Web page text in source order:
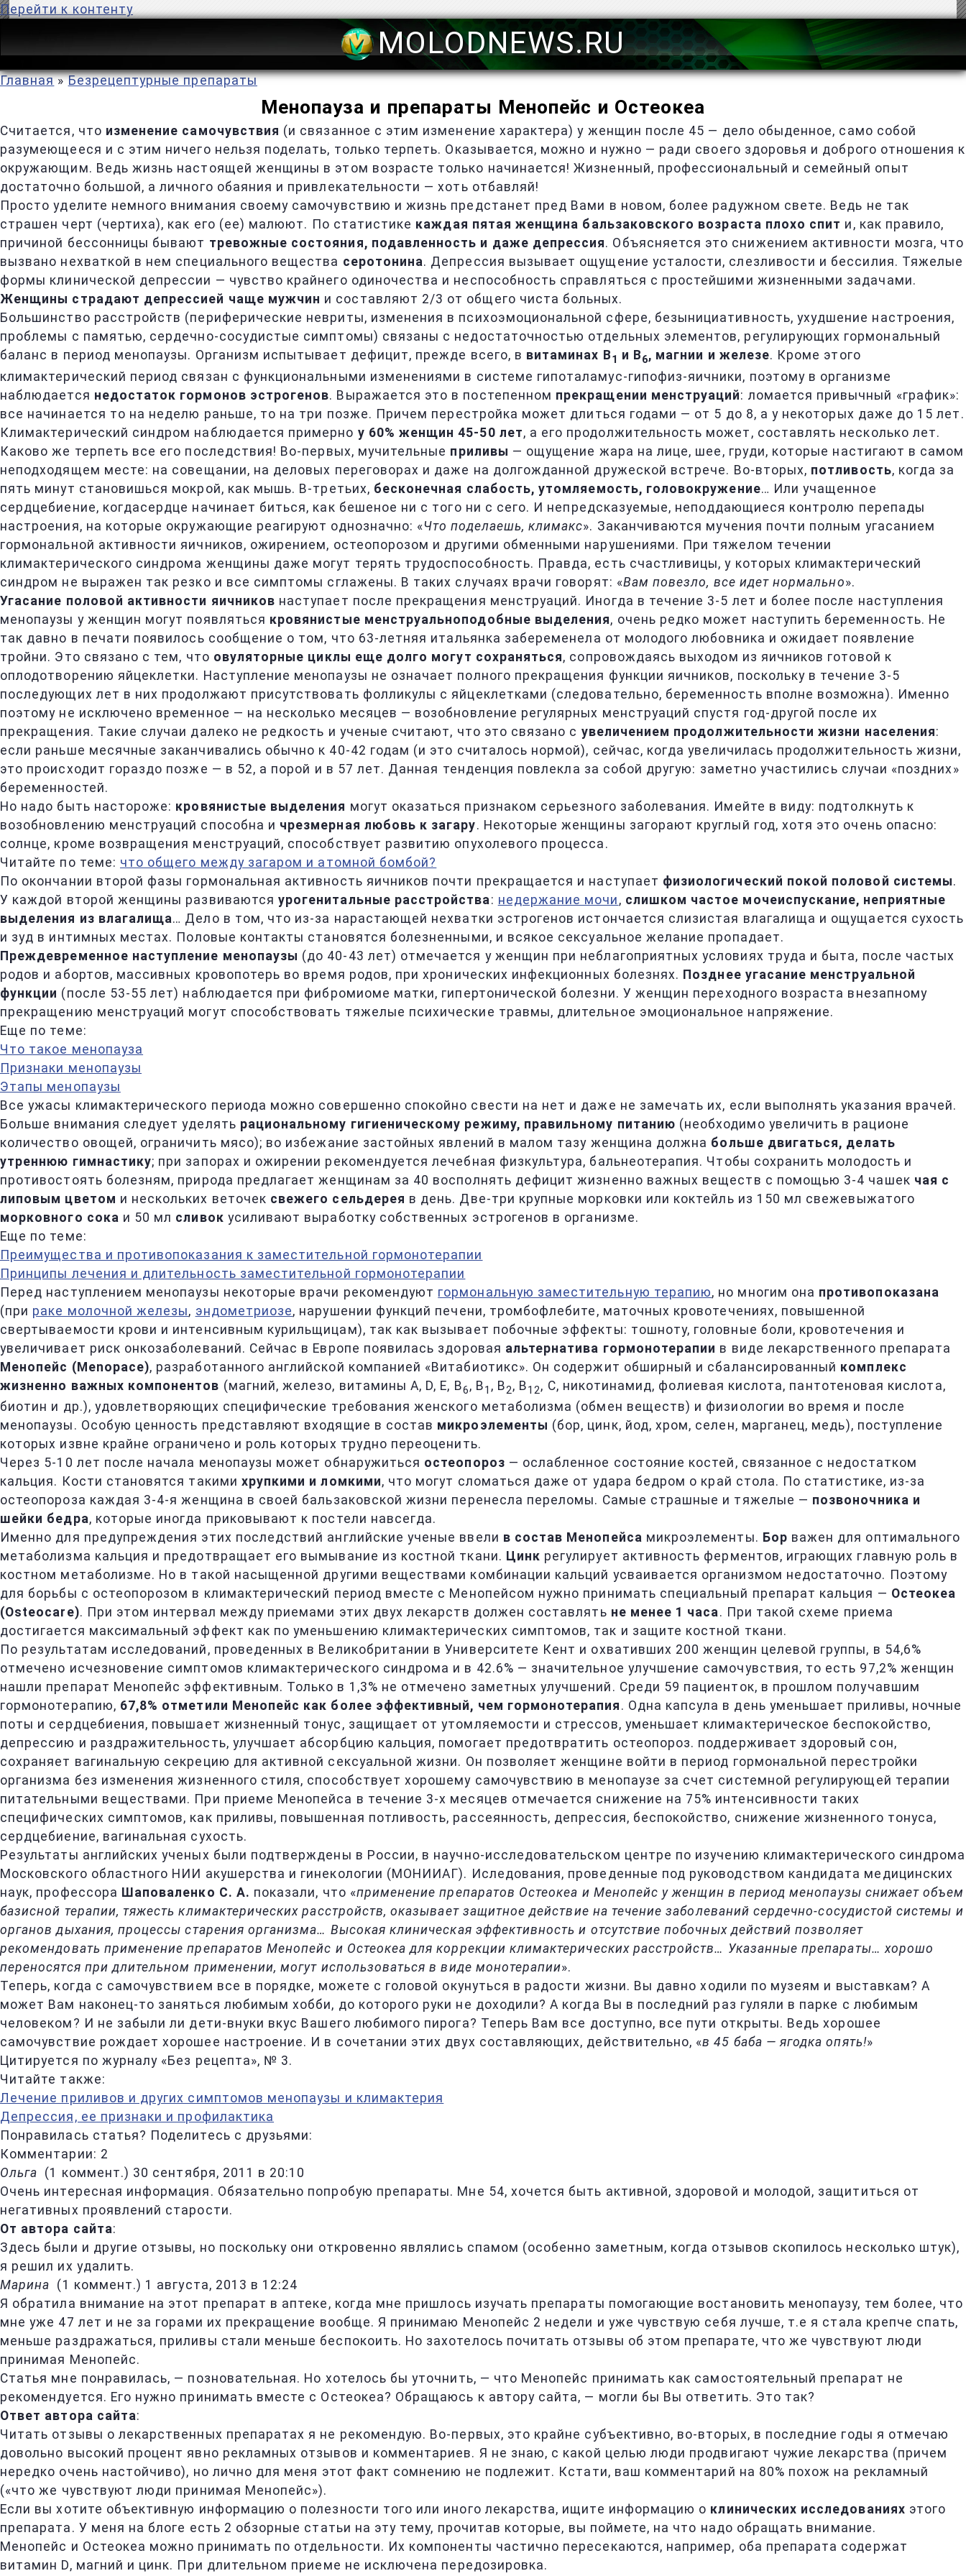
Перейти к контенту
MOLODNEWS.RU
Главная » Безрецептурные препараты
Менопауза и препараты Менопейс и Остеокеа
Считается, что изменение самочувствия (и связанное с этим изменение характера) у женщин после 45 — дело обыденное, само собой
разумеющееся и с этим ничего нельзя поделать, только терпеть. Оказывается, можно и нужно — ради своего здоровья и доброго отношения к
окружающим. Ведь жизнь настоящей женщины в этом возрасте только начинается! Жизненный, профессиональный и семейный опыт
достаточно большой, а личного обаяния и привлекательности — хоть отбавляй!
Просто уделите немного внимания своему самочувствию и жизнь предстанет пред Вами в новом, более радужном свете. Ведь не так
страшен черт (чертиха), как его (ее) малюют. По статистике каждая пятая женщина бальзаковского возраста плохо спит и, как правило,
причиной бессонницы бывают тревожные состояния, подавленность и даже депрессия. Объясняется это снижением активности мозга, что
вызвано нехваткой в нем специального вещества серотонина. Депрессия вызывает ощущение усталости, слезливости и бессилия. Тяжелые
формы клинической депрессии — чувство крайнего одиночества и неспособность справляться с простейшими жизненными задачами.
Женщины страдают депрессией чаще мужчин и составляют 2/3 от общего чиста больных.
Большинство расстройств (периферические невриты, изменения в психоэмоциональной сфере, безынициативность, ухудшение настроения,
проблемы с памятью, сердечно-сосудистые симптомы) связаны с недостаточностью отдельных элементов, регулирующих гормональный
баланс в период менопаузы. Организм испытывает дефицит, прежде всего, в витаминах В1 и В6, магнии и железе. Кроме этого
климактерический период связан с функциональными изменениями в системе гипоталамус-гипофиз-яичники, поэтому в организме
наблюдается недостаток гормонов эстрогенов. Выражается это в постепенном прекращении менструаций: ломается привычный «график»:
все начинается то на неделю раньше, то на три позже. Причем перестройка может длиться годами — от 5 до 8, а у некоторых даже до 15 лет.
Климактерический синдром наблюдается примерно у 60% женщин 45-50 лет, а его продолжительность может, составлять несколько лет.
Каково же терпеть все его последствия! Во-первых, мучительные приливы — ощущение жара на лице, шее, груди, которые настигают в самом
неподходящем месте: на совещании, на деловых переговорах и даже на долгожданной дружеской встрече. Во-вторых, потливость, когда за
пять минут становишься мокрой, как мышь. В-третьих, бесконечная слабость, утомляемость, головокружение… Или учащенное
сердцебиение, когдасердце начинает биться, как бешеное ни с того ни с сего. И непредсказуемые, неподдающиеся контролю перепады
настроения, на которые окружающие реагируют однозначно: «Что поделаешь, климакс». Заканчиваются мучения почти полным угасанием
гормональной активности яичников, ожирением, остеопорозом и другими обменными нарушениями. При тяжелом течении
климактерического синдрома женщины даже могут терять трудоспособность. Правда, есть счастливицы, у которых климактерический
синдром не выражен так резко и все симптомы сглажены. В таких случаях врачи говорят: «Вам повезло, все идет нормально».
Угасание половой активности яичников наступает после прекращения менструаций. Иногда в течение 3-5 лет и более после наступления
менопаузы у женщин могут появляться кровянистые менструальноподобные выделения, очень редко может наступить беременность. Не
так давно в печати появилось сообщение о том, что 63-летняя итальянка забеременела от молодого любовника и ожидает появление
тройни. Это связано с тем, что овуляторные циклы еще долго могут сохраняться, сопровождаясь выходом из яичников готовой к
оплодотворению яйцеклетки. Наступление менопаузы не означает полного прекращения функции яичников, поскольку в течение 3-5
последующих лет в них продолжают присутствовать фолликулы с яйцеклетками (следовательно, беременность вполне возможна). Именно
поэтому не исключено временное — на несколько месяцев — возобновление регулярных менструаций спустя год-другой после их
прекращения. Такие случаи далеко не редкость и ученые считают, что это связано с увеличением продолжительности жизни населения:
если раньше месячные заканчивались обычно к 40-42 годам (и это считалось нормой), сейчас, когда увеличилась продолжительность жизни,
это происходит гораздо позже — в 52, а порой и в 57 лет. Данная тенденция повлекла за собой другую: заметно участились случаи «поздних»
беременностей.
Но надо быть настороже: кровянистые выделения могут оказаться признаком серьезного заболевания. Имейте в виду: подтолкнуть к
возобновлению менструаций способна и чрезмерная любовь к загару. Некоторые женщины загорают круглый год, хотя это очень опасно:
солнце, кроме возвращения менструаций, способствует развитию опухолевого процесса.
Читайте по теме: что общего между загаром и атомной бомбой?
По окончании второй фазы гормональная активность яичников почти прекращается и наступает физиологический покой половой системы.
У каждой второй женщины развиваютсяурогенитальные расстройства : недержание мочи , слишком частое мочеиспускание, неприятные
выделения из влагалища… Дело в том, что из-за нарастающей нехватки эстрогенов истончается слизистая влагалища и ощущается сухость
и зуд в интимных местах. Половые контакты становятся болезненными, и всякое сексуальное желание пропадает.
Преждевременное наступление менопаузы (до 40-43 лет) отмечается у женщин при неблагоприятных условиях труда и быта, после частых
родов и абортов, массивных кровопотерь во время родов, при хронических инфекционных болезнях. Позднее угасание менструальной
функции (после 53-55 лет) наблюдается при фибромиоме матки, гипертонической болезни. У женщин переходного возраста внезапному
прекращению менструаций могут способствовать тяжелые психические травмы, длительное эмоциональное напряжение.
Еще по теме:
Что такое менопауза
Признаки менопаузы
Этапы менопаузы
Все ужасы климактерического периода можно совершенно спокойно свести на нет и даже не замечать их, если выполнять указания врачей.
Больше внимания следует уделять рациональному гигиеническому режиму, правильному питанию (необходимо увеличить в рационе
количество овощей, ограничить мясо); во избежание застойных явлений в малом тазу женщина должна больше двигаться, делать
утреннюю гимнастику; при запорах и ожирении рекомендуется лечебная физкультура, бальнеотерапия. Чтобы сохранить молодость и
противостоять болезням, природа предлагает женщинам за 40 восполнять дефицит жизненно важных веществ с помощью 3-4 чашек чая с
липовым цветом и нескольких веточек свежего сельдерея в день. Две-три крупные морковки или коктейль из 150 мл свежевыжатого
морковного сока и 50 мл сливок усиливают выработку собственных эстрогенов в организме.
Еще по теме:
Преимущества и противопоказания к заместительной гормонотерапии
Принципы лечения и длительность заместительной гормонотерапии
Перед наступлением менопаузы некоторые врачи рекомендуют гормональную заместительную терапию, но многим она противопоказана
(при раке молочной железы, эндометриозе, нарушении функций печени, тромбофлебите, маточных кровотечениях, повышенной
свертываемости крови и интенсивным курильщицам), так как вызывает побочные эффекты: тошноту, головные боли, кровотечения и
увеличивает риск онкозаболеваний. Сейчас в Европе появилась здоровая альтернатива гормонотерапии в виде лекарственного препарата
Менопейс (Меnорасе), разработанного английской компанией «Витабиотикс». Он содержит обширный и сбалансированный комплекс
жизненно важных компонентов (магний, железо, витамины A, D, Е, В6, B1 , В2, В12, С, никотинамид, фолиевая кислота, пантотеновая кислота,
биотин и др.), удовлетворяющих специфические требования женского метаболизма (обмен веществ) и физиологии во время и после
менопаузы. Особую ценность представляют входящие в состав микроэлементы (бор, цинк, йод, хром, селен, марганец, медь), поступление
которых извне крайне ограничено и роль которых трудно переоценить.
Через 5-10 лет после начала менопаузы может обнаружиться остеопороз — ослабленное состояние костей, связанное с недостатком
кальция. Кости становятся такими хрупкими и ломкими, что могут сломаться даже от удара бедром о край стола. По статистике, из-за
остеопороза каждая 3-4-я женщина в своей бальзаковской жизни перенесла переломы. Самые страшные и тяжелые — позвоночника и
шейки бедра, которые иногда приковывают к постели навсегда.
Именно для предупреждения этих последствий английские ученые ввели в состав Менопейса микроэлементы. Бор важен для оптимального
метаболизма кальция и предотвращает его вымывание из костной ткани. Цинк регулирует активность ферментов, играющих главную роль в
костном метаболизме. Но в такой насыщенной другими веществами комбинации кальций усваивается организмом недостаточно. Поэтому
для борьбы с остеопорозом в климактерический период вместе с Менопейсом нужно принимать специальный препарат кальция — Остеокеа
(Osteocare). При этом интервал между приемами этих двух лекарств должен составлять не менее 1 часа. При такой схеме приема
достигается максимальный эффект как по уменьшению климактерических симптомов, так и защите костной ткани.
По результатам исследований, проведенных в Великобритании в Университете Кент и охвативших 200 женщин целевой группы, в 54,6%
отмечено исчезновение симптомов климактерического синдрома и в 42.6% — значительное улучшение самочувствия, то есть 97,2% женщин
нашли препарат Менопейс эффективным. Только в 1,3% не отмечено заметных улучшений. Среди 59 пациенток, в прошлом получавшим
гормонотерапию, 67,8% отметили Менопейс как более эффективный, чем гормонотерапия . Одна капсула в день уменьшает приливы, ночные
поты и сердцебиения, повышает жизненный тонус, защищает от утомляемости и стрессов, уменьшает климактерическое беспокойство,
депрессию и раздражительность, улучшает абсорбцию кальция, помогает предотвратить остеопороз. поддерживает здоровый сон,
сохраняет вагинальную секрецию для активной сексуальной жизни. Он позволяет женщине войти в период гормональной перестройки
организма без изменения жизненного стиля, способствует хорошему самочувствию в менопаузе за счет системной регулирующей терапии
питательными веществами. При приеме Менопейса в течение 3-х месяцев отмечается снижение на 75% интенсивности таких
специфических симптомов, как приливы, повышенная потливость, рассеянность, депрессия, беспокойство, снижение жизненного тонуса,
сердцебиение, вагинальная сухость.
Результаты английских ученых были подтверждены в России, в научно-исследовательском центре по изучению климактерического синдрома
Московского областного НИИ акушерства и гинекологии (МОНИИАГ). Иследования, проведенные под руководством кандидата медицинских
наук, профессора Шаповаленко С. А. показали, что «применение препаратов Остеокеа и Менопейс у женщин в период менопаузы снижает объем
базисной терапии, тяжесть климактерических расстройств, оказывает защитное действие на течение заболеваний сердечно-сосудистой системы и
органов дыхания, процессы старения организма… Высокая клиническая эффективность и отсутствие побочных действий позволяет
рекомендовать применение препаратов Менопейс и Остеокеа для коррекции климактерических расстройств… Указанные препараты… хорошо
переносятся при длительном применении, могут использоваться в виде монотерапии».
Теперь, когда с самочувствием все в порядке, можете с головой окунуться в радости жизни. Вы давно ходили по музеям и выставкам? А
может Вам наконец-то заняться любимым хобби, до которого руки не доходили? А когда Вы в последний раз гуляли в парке с любимым
человеком? И не забыли ли дети-внуки вкус Вашего любимого пирога? Теперь Вам все доступно, все пути открыты. Ведь хорошее
самочувствие рождает хорошее настроение. И в сочетании этих двух составляющих, действительно, «в 45 баба — ягодка опять!»
Цитируется по журналу «Без рецепта», № 3.
Читайте также:
Лечение приливов и других симптомов менопаузы и климактерия
Депрессия, ее признаки и профилактика
Понравилась статья? Поделитесь с друзьями:
Комментарии: 2
Ольга (1 коммент.) 30 сентября, 2011 в 20:10
Очень интересная информация. Обязательно попробую препараты. Мне 54, хочется быть активной, здоровой и молодой, защититься от
негативных проявлений старости.
От автора сайта:
Здесь были и другие отзывы, но поскольку они откровенно являлись спамом (особенно заметным, когда отзывов скопилось несколько штук),
я решил их удалить.
Марина ( 1 коммент.) 1 августа, 2013 в 12:24
Я обратила внимание на этот препарат в аптеке, когда мне пришлось изучать препараты помогающие востановить менопаузу, тем более, что
мне уже 47 лет и не за горами их прекращение вообще. Я принимаю Менопейс 2 недели и уже чувствую себя лучше, т.е я стала крепче спать,
меньше раздражаться, приливы стали меньше беспокоить. Но захотелось почитать отзывы об этом препарате, что же чувствуют люди
принимая Менопейс.
Статья мне понравилась, — позновательная. Но хотелось бы уточнить, — что Менопейс принимать как самостоятельный препарат не
рекомендуется. Его нужно принимать вместе с Остеокеа? Обращаюсь к автору сайта, — могли бы Вы ответить. Это так?
Ответ автора сайта:
Читать отзывы о лекарственных препаратах я не рекомендую. Во-первых, это крайне субъективно, во-вторых, в последние годы я отмечаю
довольно высокий процент явно рекламных отзывов и комментариев. Я не знаю, с какой целью люди продвигают чужие лекарства (причем
нередко очень настойчиво), но лично для меня этот факт сомнению не подлежит. Кстати, ваш комментарий на 80% похож на рекламный
(«что же чувствуют люди принимая Менопейс»).
Если вы хотите объективную информацию о полезности того или иного лекарства, ищите информацию о клинических исследованиях этого
препарата. У меня на блоге есть 2 обзорные статьи на эту тему, прочитав которые, вы поймете, на что надо обращать внимание.
Менопейс и Остеокеа можно принимать по отдельности. Их компоненты частично пересекаются, например, оба препарата содержат
витамин D, магний и цинк. При длительном приеме не исключена передозировка.